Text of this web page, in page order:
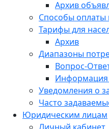
Архив
Способы оплаты
Тарифы для
Архив
Диапазоны
Вопрос-
Информация
Уведомления о
Часто
Юридическим лицам